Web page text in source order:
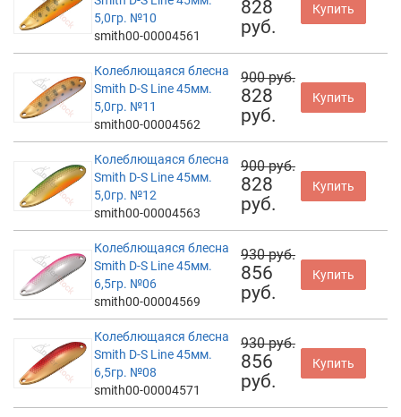
5,0гр. №10
smith00-00004561
828
руб.
Купить
Колеблющаяся блесна
Smith D-S Line 45мм.
5,0гр. №11
smith00-00004562
900 руб.
828
руб.
Купить
Колеблющаяся блесна
Smith D-S Line 45мм.
5,0гр. №12
smith00-00004563
900 руб.
828
руб.
Купить
Колеблющаяся блесна
Smith D-S Line 45мм.
6,5гр. №06
smith00-00004569
930 руб.
856
руб.
Купить
Колеблющаяся блесна
Smith D-S Line 45мм.
6,5гр. №08
smith00-00004571
930 руб.
856
руб.
Купить